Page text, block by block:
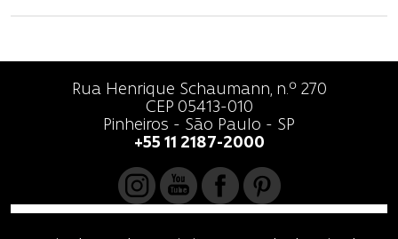
Rua Henrique Schaumann, n.º 270
CEP 05413-010
Pinheiros - São Paulo - SP
+55 11 2187-2000